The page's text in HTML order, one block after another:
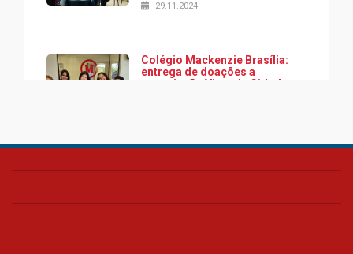
29.11.2024
Colégio Mackenzie Brasília:
entrega de doações a
associação Viver da Cidade
Colégio Presbiteriano
os funcionários